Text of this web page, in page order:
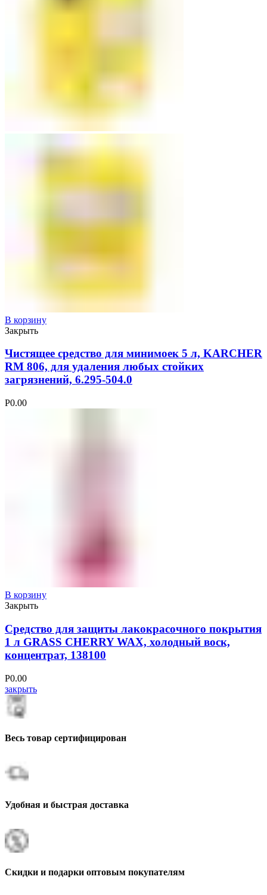
В корзину
Закрыть
Чистящее средство для минимоек 5 л, KARCHER
RM 806, для удаления любых стойких
загрязнений, 6.295-504.0
Р0.00
В корзину
Закрыть
Средство для защиты лакокрасочного покрытия
1 л GRASS CHERRY WAX, холодный воск,
концентрат, 138100
Р0.00
закрыть
Весь товар сертифицирован
Удобная и быстрая доставка
Скидки и подарки оптовым покупателям